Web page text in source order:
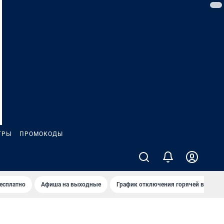
ПРОМОКОДЫ
Афиша на выходные График отключения горячей воды в